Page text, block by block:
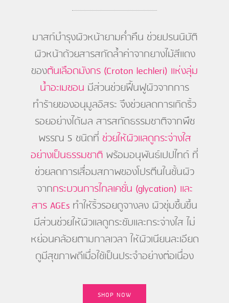
มาสก์บำรุงผิวหน้ายามค่ำคืน ช่วยปรนนิบัติ
ผิวหน้าด้วยสารสกัดล้ำค่าจากยางไม้สีแดง
ของต้นเลือดมังกร (Croton lechleri) แห่งลุ่ม
น้ำอะเมซอน มีส่วนช่วยฟื้นฟูผิวจากการ
ทำร้ายของอนุมูลอิสระ จึงช่วยลดการเกิดริ้ว
รอยอย่างได้ผล สารสกัดธรรมชาติจากพืช
พรรณ 5 ชนิดที่ ช่วยให้ผิวแลดูกระจ่างใส
อย่างเป็นธรรมชาติ พร้อมอนุพันธ์เปปไทด์ ที่
ช่วยลดการเสื่อมสภาพของโปรตีนในชั้นผิว
จากกระบวนการไกลเคชั่น (glycation) และ
สาร AGEs ทำให้ริ้วรอยดูจางลง ผิวชุ่มชื้นขึ้น
มีส่วนช่วยให้ผิวแลดูกระชับและกระจ่างใส ไม่
หย่อนคล้อยตามกาลเวลา ให้ผิวเนียนละเอียด
ดูมีสุขภาพดีเมื่อใช้เป็นประจำอย่างต่อเนื่อง
SHOP NOW